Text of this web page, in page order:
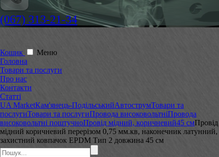
(067) 313-21-34
Кошик
Меню
Головна
Товари та послуги
Про нас
Контакти
Статті
UA MarketКам'янець-ПодільськийАвтострумТовари та
послугиТовари та послугиПровода високовольтніПровода
високовольтні поштучноПровід мідний, коричневий45 смПровід
мідний коричневий перерізом 0,75 мм.кв, наконечник латунний,
захистний ковпачок EPDM Тип 2 довжина 45 см